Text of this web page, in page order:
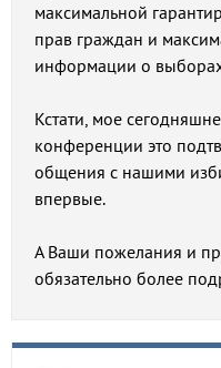
максимальной
прав граждан и
информации о
Кстати, мое
конференции это
общения с нашими
впервые.
А Ваши пожелания и
обязательно более